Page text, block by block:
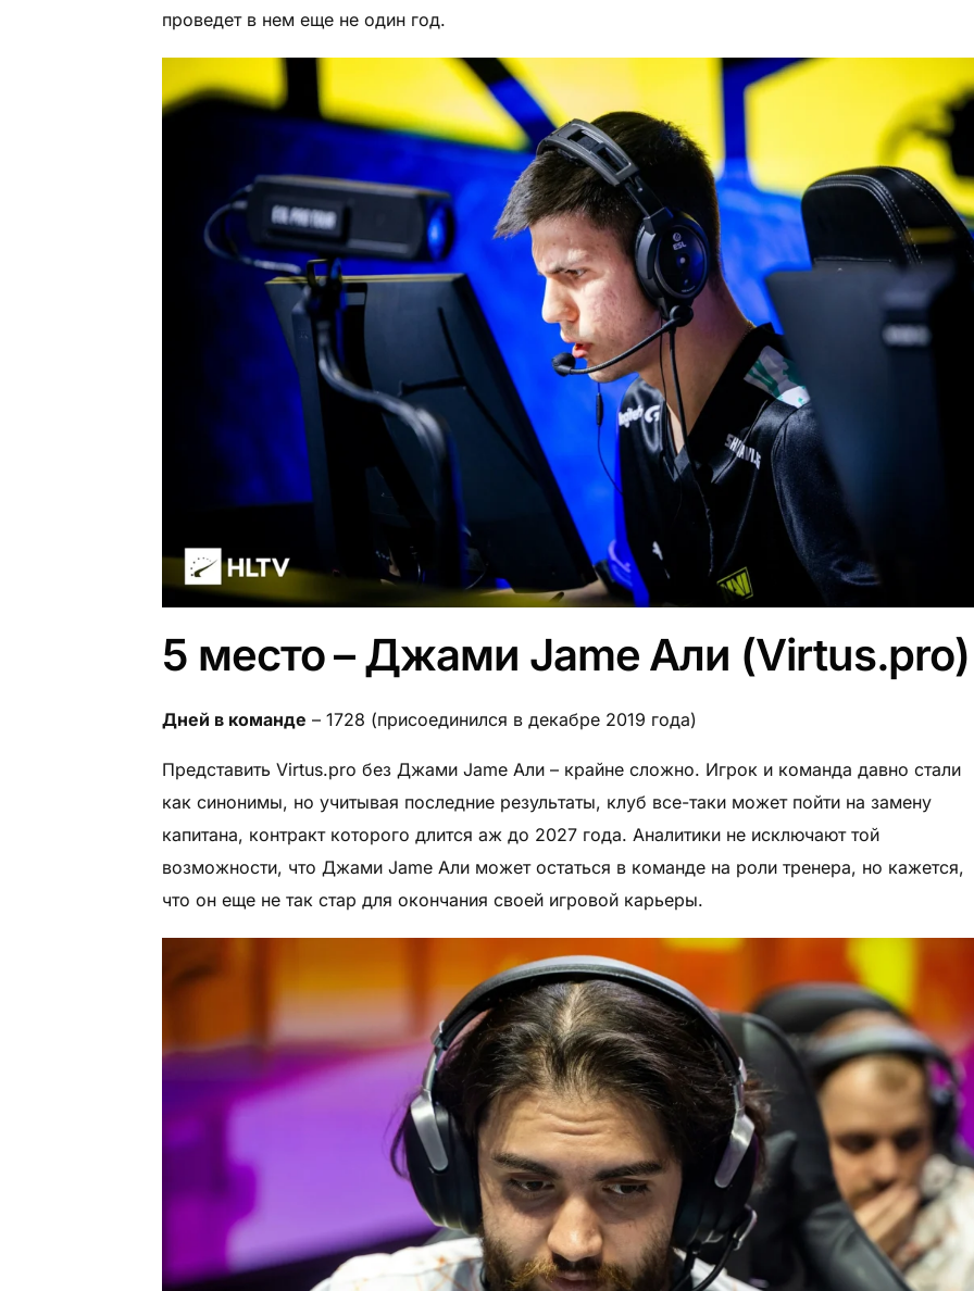
проведет в нем еще не один год.
5 место – Джами Jame Али (Virtus.pro)
Дней в команде – 1728 (присоединился в декабре 2019 года)
Представить Virtus.pro без Джами Jame Али – крайне сложно. Игрок и команда давно стали
как синонимы, но учитывая последние результаты, клуб все-таки может пойти на замену
капитана, контракт которого длится аж до 2027 года. Аналитики не исключают той
возможности, что Джами Jame Али может остаться в команде на роли тренера, но кажется,
что он еще не так стар для окончания своей игровой карьеры.